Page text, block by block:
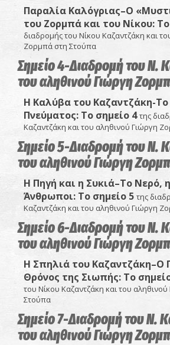
Παραλία Καλόγριας–Ο
του Ζορμπά και του Νίκου:
διαδρομής του Νίκου Καζαντζάκη και
Ζορμπά στη Στούπα
Σημείο 4-Διαδρομή του Ν.
του αληθινού Γιώργη
Η Καλύβα του Καζαντζάκη-
Πνεύματος: Το σημείο 4της
Καζαντζάκη και του αληθινού Γιώργη
Σημείο 5-Διαδρομή του Ν.
του αληθινού Γιώργη
Η Πηγή και η Συκιά–Το Νερό,
Άνθρωποι: Το σημείο 5 της
Καζαντζάκη και του αληθινού Γιώργη
Σημείο 6-Διαδρομή του Ν.
του αληθινού Γιώργη
Η Σπηλιά του Καζαντζάκη–Ο
Θρόνος της Σιωπής: Το
του Νίκου Καζαντζάκη και του
Στούπα
Σημείο 7-Διαδρομή του Ν.
του αληθινού Γιώργη